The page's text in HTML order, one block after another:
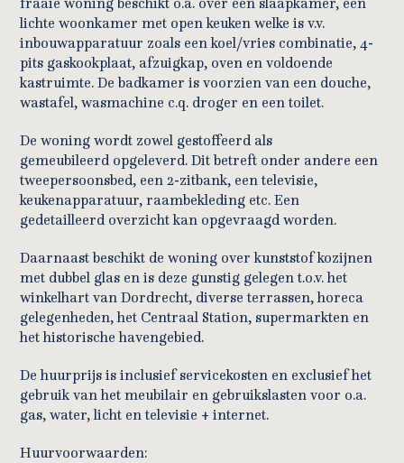
lichte woonkamer met open keuken welke is v.v.
inbouwapparatuur zoals een koel/vries combinatie, 4-
pits gaskookplaat, afzuigkap, oven en voldoende
kastruimte. De badkamer is voorzien van een douche,
wastafel, wasmachine c.q. droger en een toilet.
De woning wordt zowel gestoffeerd als
gemeubileerd opgeleverd. Dit betreft onder andere een
tweepersoonsbed, een 2-zitbank, een televisie,
keukenapparatuur, raambekleding etc. Een
gedetailleerd overzicht kan opgevraagd worden.
Daarnaast beschikt de woning over kunststof kozijnen
met dubbel glas en is deze gunstig gelegen t.o.v. het
winkelhart van Dordrecht, diverse terrassen, horeca
gelegenheden, het Centraal Station, supermarkten en
het historische havengebied.
De huurprijs is inclusief servicekosten en exclusief het
gebruik van het meubilair en gebruikslasten voor o.a.
gas, water, licht en televisie + internet.
Huurvoorwaarden: